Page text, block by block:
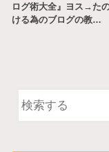
ログ術大全』ヨス→た
ける為のブログの教…